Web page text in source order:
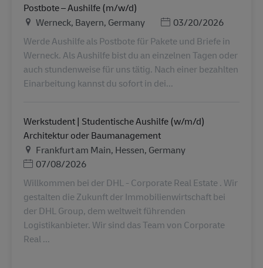
Postbote – Aushilfe (m/w/d)
地点Werneck, Bayern, Germany Posted Date
03/20/2026
Werde Aushilfe als Postbote für Pakete und Briefe in
Werneck. Als Aushilfe bist du an einzelnen Tagen oder
auch stundenweise für uns tätig. Nach einer bezahlten
Einarbeitung kannst du sofort in dei...
Werkstudent | Studentische Aushilfe (w/m/d)
Architektur oder Baumanagement
地点Frankfurt am Main, Hessen, Germany
Posted Date
07/08/2026
Willkommen bei der DHL - Corporate Real Estate . Wir
gestalten die Zukunft der Immobilienwirtschaft bei
der DHL Group, dem weltweit führenden
Logistikanbieter. Wir sind das Team von Corporate
Real ...